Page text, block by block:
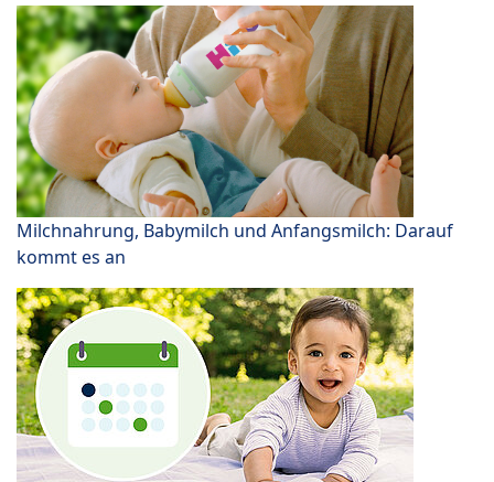
Milchnahrung, Babymilch und Anfangsmilch: Darauf
kommt es an